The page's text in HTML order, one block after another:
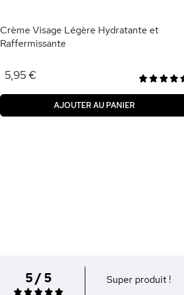
Crème Visage Légère Hydratante et
Raffermissante
5,95 €
AJOUTER AU PANIER
5 / 5 Super produit !